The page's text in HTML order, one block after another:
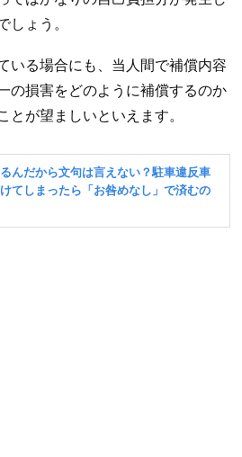
しょう。
いる場合にも、当人間で補償内容
の損害をどのように補償するのか
とが望ましいといえます。